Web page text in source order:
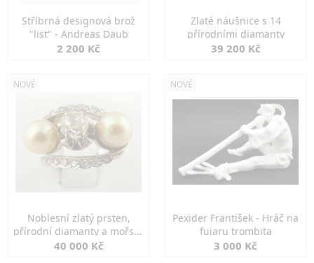
Stříbrná designová brož
"list" - Andreas Daub
2 200 Kč
Zlaté náušnice s 14
přírodními diamanty
39 200 Kč
NOVÉ
Noblesní zlatý prsten,
přírodní diamanty a mořské
perly
40 000 Kč
NOVÉ
Pexider František - Hráč na
fujaru trombita
3 000 Kč